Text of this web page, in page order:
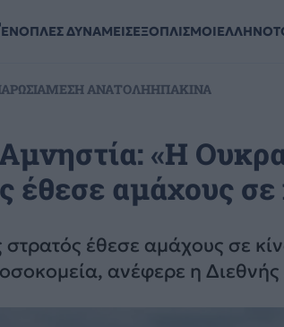
ΕΝΟΠΛΕΣ ΔΥΝΑΜΕΙΣΕΞΟΠΛΙΣΜΟΙ
ΡΩΣΙΑΜΕΣΗ ΑΝΑΤΟΛΗΗΠΑΚΙΝΑ
«Η
έθεσε αμάχους σε
έθεσε αμάχους σε
ανέφερε η